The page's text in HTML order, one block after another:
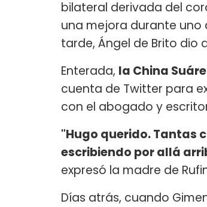
bilateral derivada del
una mejora durante uno
tarde, Ángel de Brito dio
Enterada, la China
cuenta de Twitter para
con el abogado y
"Hugo querido. Tantas
escribiendo por allá
expresó la madre de
Días atrás, cuando